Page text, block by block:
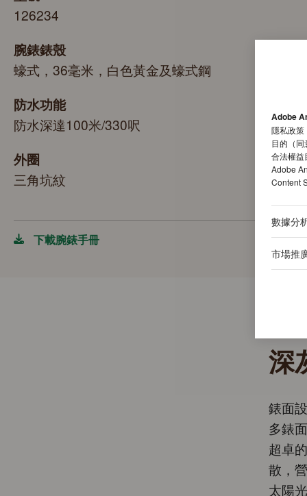
126234
腕錶錶殼
蠔式，36毫米，白色黃金及蠔式鋼
防水功能
防水深達100米/330呎
外圈
三角坑紋
下載腕錶手冊
深
錶面
多錶
超卓
散，
太陽
Adobe
隱私政策
目的（同
合法權益
Adobe
Content
數據分
市場推